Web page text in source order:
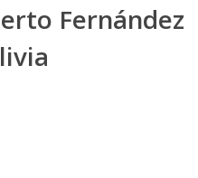
Fernández